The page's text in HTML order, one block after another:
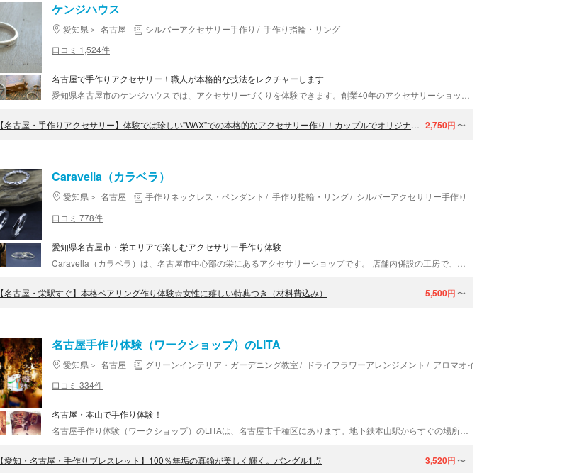
ケンジハウス
愛知県 名古屋 シルバーアクセサリー手作り
手作り指輪・リング
口コミ 1,524件
名古屋で手作りアクセサリー！職人が本格的な技法をレクチャーします
【名古屋・手作りアクセサリー】体験では珍しい”WAX”での本格的なアクセサリー作り！カップルでオリジナルのペアリング作りにも（WAXプラン） 2,750円 〜
Caravella（カラベラ）
愛知県 名古屋 手作りネックレス・ペンダント 手作り指輪・リング
シルバーアクセサリー手作り
口コミ 778件
愛知県名古屋市・栄エリアで楽しむアクセサリー手作り体験
【名古屋・栄駅すぐ】本格ペアリング作り体験☆女性に嬉しい特典つき（材料費込み） 5,500円 〜
名古屋手作り体験（ワークショップ）のLITA
愛知県 名古屋 グリーンインテリア・ガーデニング教室 ドライフラワーアレンジメント アロマオイル手作り
口コミ 334件
名古屋・本山で手作り体験！
【愛知・名古屋・手作りブレスレット】100％無垢の真鍮が美しく輝く。バングル1点 3,520円 〜